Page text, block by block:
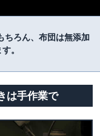
ちろん、布団は無添加
。
は手作業で